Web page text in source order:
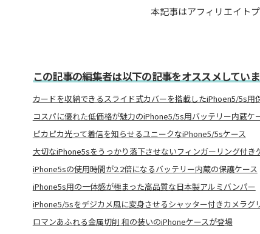
本記事はアフィリエイト
この記事の編集者は以下の記事をオススメしてい
カードを収納できるスライド式カバーを搭載したiPhoen5/5s用
コスパに優れた低価格が魅力のiPhone5/5s用バッテリー内蔵ケ
ピカピカ光って着信を知らせるユニークなiPhone5/5sケース
大切なiPhone5sをうっかり落下させないフィンガーリング付き
iPhone5sの使用時間が2.2倍になるバッテリー内蔵の保護ケース
iPhone5s用の一体感が極まった高品質な日本製アルミバンパー
iPhone5/5sをデジカメ風に変身させるシャッター付きカメラグ
ロマンあふれる金属切削 和の装いのiPhoneケースが登場